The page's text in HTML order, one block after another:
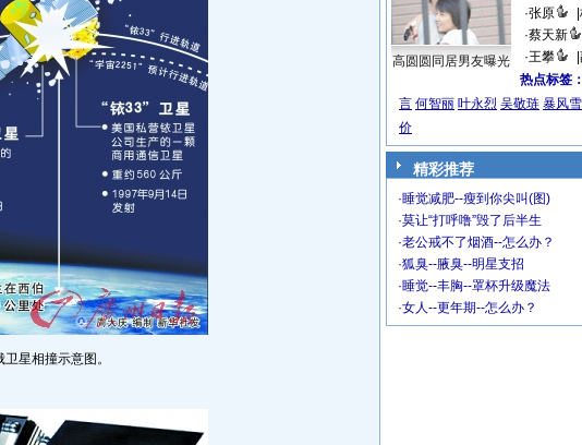
卫星相撞示意图。
高圆圆同居男友曝光
·张原
·蔡天新
·王攀
热点标签：
言 何智丽 叶永烈 吴敬琏 暴风雪
价
精彩推荐
·睡觉减肥--瘦到你尖叫(图)
·莫让“打呼噜”毁了后半生
·老公戒不了烟酒--怎么办？
·狐臭--腋臭--明星支招
·睡觉--丰胸--罩杯升级魔法
·女人--更年期--怎么办？